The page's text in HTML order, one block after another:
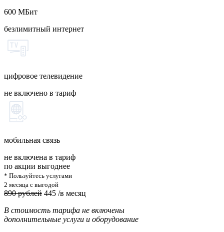
600 МБит
безлимитный интернет
цифровое телевидение
не включено в тариф
мобильная связь
не включена в тариф
по акции выгоднее
* Пользуйтесь услугами
2 месяца с выгодой
890 рублей 445 /в месяц
В стоимость тарифа не включены
дополнительные услуги и оборудование